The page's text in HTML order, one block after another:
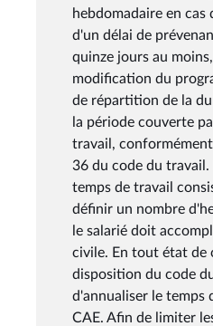
hebdomadaire en
d'un délai de
quinze jours au
modification du
de répartition de la
la période couverte
travail,
36 du code du travail.
temps de travail
définir un nombre
le salarié doit
civile. En tout état de
disposition du code
d'annualiser le temps
CAE. Afin de limiter